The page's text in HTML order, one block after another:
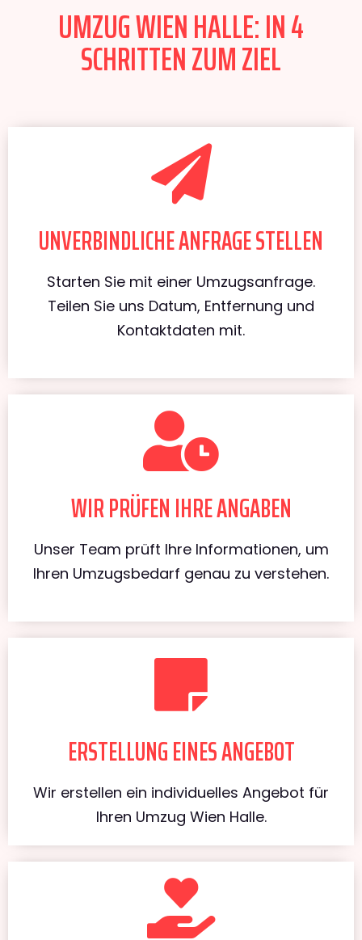
UMZUG WIEN HALLE: IN 4
SCHRITTEN ZUM ZIEL
UNVERBINDLICHE ANFRAGE STELLEN
Starten Sie mit einer Umzugsanfrage.
Teilen Sie uns Datum, Entfernung und
Kontaktdaten mit.
WIR PRÜFEN IHRE ANGABEN
Unser Team prüft Ihre Informationen, um
Ihren Umzugsbedarf genau zu verstehen.
ERSTELLUNG EINES ANGEBOT
Wir erstellen ein individuelles Angebot für
Ihren Umzug Wien Halle.